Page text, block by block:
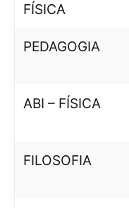
FÍSICA
PEDAGOGIA
ABI – FÍSICA
FILOSOFIA